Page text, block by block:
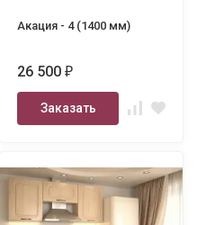
Акация - 4 (1400 мм)
26 500₽
Заказать